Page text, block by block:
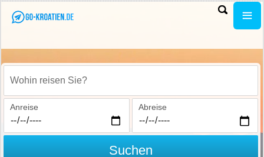
Wohin reisen Sie?
Anreise Abreise
Suchen